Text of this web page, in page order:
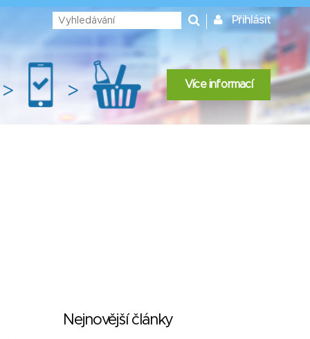
Přihlásit
> > Více informací
Nejnovější články